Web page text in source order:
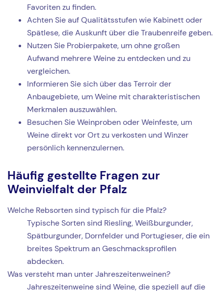
Favoriten zu finden.
Achten Sie auf Qualitätsstufen wie Kabinett oder
Spätlese, die Auskunft über die Traubenreife geben.
Nutzen Sie Probierpakete, um ohne großen
Aufwand mehrere Weine zu entdecken und zu
vergleichen.
Informieren Sie sich über das Terroir der
Anbaugebiete, um Weine mit charakteristischen
Merkmalen auszuwählen.
Besuchen Sie Weinproben oder Weinfeste, um
Weine direkt vor Ort zu verkosten und Winzer
persönlich kennenzulernen.
Häufig gestellte Fragen zur
Weinvielfalt der Pfalz
Welche Rebsorten sind typisch für die Pfalz?
Typische Sorten sind Riesling, Weißburgunder,
Spätburgunder, Dornfelder und Portugieser, die ein
breites Spektrum an Geschmacksprofilen
abdecken.
Was versteht man unter Jahreszeitenweinen?
Jahreszeitenweine sind Weine, die speziell auf die